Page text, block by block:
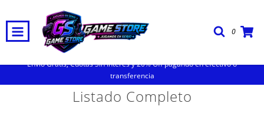
0
Envio Gratis, Cuotas Sin Interes y 20% Off pagando en efectivo o
transferencia
Listado Completo